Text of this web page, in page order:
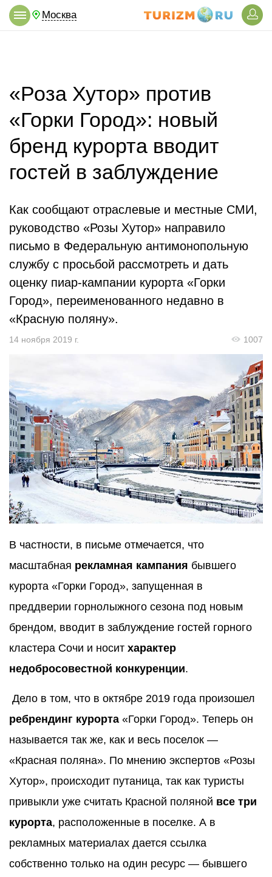
Москва
«Роза Хутор» против
«Горки Город»: новый
бренд курорта вводит
гостей в заблуждение
Как сообщают отраслевые и местные СМИ,
руководство «Розы Хутор» направило
письмо в Федеральную антимонопольную
службу с просьбой рассмотреть и дать
оценку пиар-кампании курорта «Горки
Город», переименованного недавно в
«Красную поляну».
14 ноября 2019 г. 1007
В частности, в письме отмечается, что
масштабная рекламная кампания бывшего
курорта «Горки Город», запущенная в
преддверии горнолыжного сезона под новым
брендом, вводит в заблуждение гостей горного
кластера Сочи и носит характер
недобросовестной конкуренции.
Дело в том, что в октябре 2019 года произошел
ребрендинг курорта «Горки Город». Теперь он
называется так же, как и весь поселок —
«Красная поляна». По мнению экспертов «Розы
Хутор», происходит путаница, так как туристы
привыкли уже считать Красной поляной все три
курорта, расположенные в поселке. А в
рекламных материалах дается ссылка
собственно только на один ресурс — бывшего